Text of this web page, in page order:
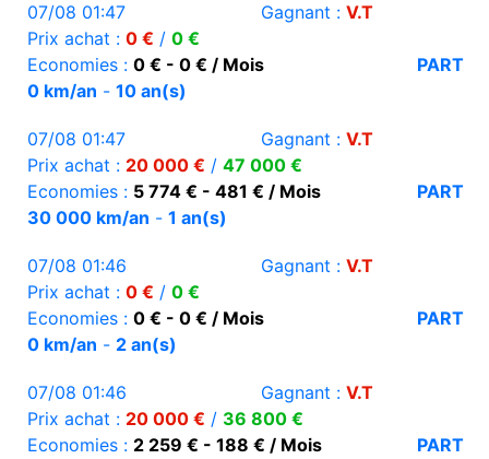
07/08 01:47 Gagnant : V.T
Prix achat : 0 € / 0 €
Economies : 0 € - 0 € / Mois
PART
0 km/an - 10 an(s)
07/08 01:47 Gagnant : V.T
Prix achat : 20 000 € / 47 000 €
Economies : 5 774 € - 481 € / Mois
PART
30 000 km/an - 1 an(s)
07/08 01:46 Gagnant : V.T
Prix achat : 0 € / 0 €
Economies : 0 € - 0 € / Mois
PART
0 km/an - 2 an(s)
07/08 01:46 Gagnant : V.T
Prix achat : 20 000 € / 36 800 €
Economies : 2 259 € - 188 € / Mois
PART